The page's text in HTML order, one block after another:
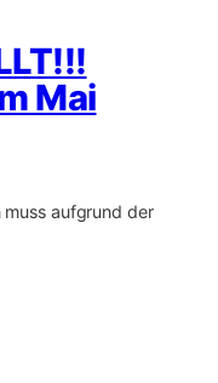
Mai
muss aufgrund der